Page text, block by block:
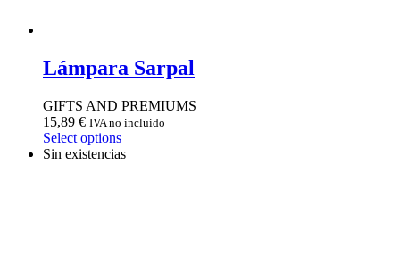
Lámpara Sarpal
GIFTS AND PREMIUMS
15,89 € IVA no incluido
Select options
Sin existencias